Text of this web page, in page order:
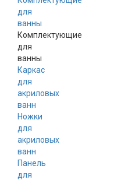
для
ванны
Комплектующие
для
ванны
Каркас
для
акриловых
ванн
Ножки
для
акриловых
ванн
Панель
для